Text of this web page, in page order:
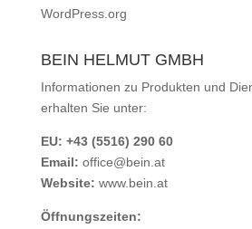
WordPress.org
BEIN HELMUT GMBH
Informationen zu Produkten und
erhalten Sie unter:
EU: +43 (5516) 290 60
Email: office@bein.at
Website: www.bein.at
Öffnungszeiten: